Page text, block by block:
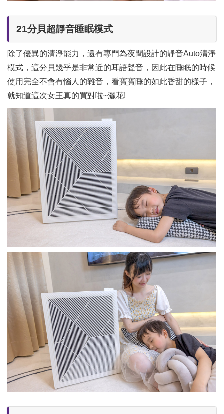
21分貝超靜音睡眠模式
除了優異的清淨能力，還有專門為夜間設計的靜音Auto清淨
模式，這分貝幾乎是非常近的耳語聲音，因此在睡眠的時候
使用完全不會有惱人的雜音，看寶寶睡的如此香甜的樣子，
就知道這次女王真的買對啦~灑花!